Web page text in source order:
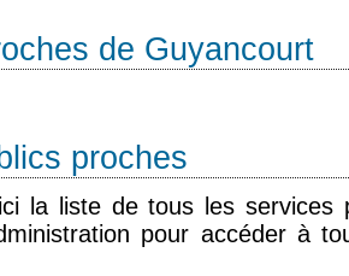
de Guyancourt
proches
la liste de tous les services
pour accéder à